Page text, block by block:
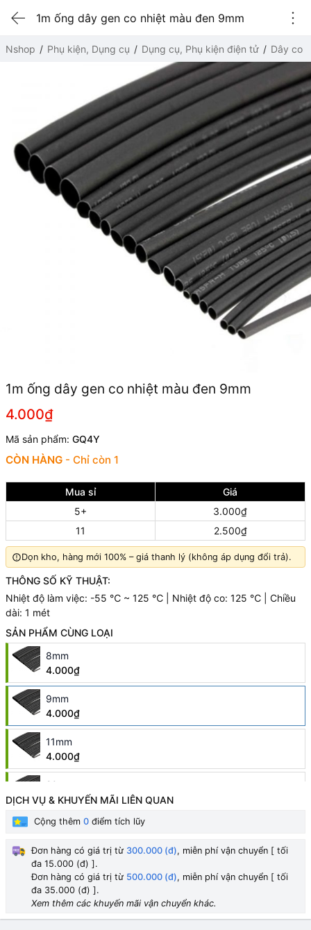
1m ống dây gen co nhiệt màu đen 9mm
Nshop Phụ kiện, Dụng cụ Dụng cụ, Phụ kiện điện tử Dây co
1m ống dây gen co nhiệt màu đen 9mm
4.000₫
Mã sản phẩm: GQ4Y
CÒN HÀNG - Chỉ còn 1
Mua sỉ
Giá
5+
3.000₫
11
2.500₫
Dọn kho, hàng mới 100% – giá thanh lý (không áp dụng đổi trả).
THÔNG SỐ KỸ THUẬT:
Nhiệt độ làm việc: -55 ℃ ~ 125 ℃ | Nhiệt độ co: 125 ℃ | Chiều
dài: 1 mét
SẢN PHẨM CÙNG LOẠI
8mm
4.000₫
9mm
4.000₫
11mm
4.000₫
20mm
10.000₫ 7.500₫
1mm
2mm
2.000₫
DỊCH VỤ & KHUYẾN MÃI LIÊN QUAN
Cộng thêm 0 điểm tích lũy
Đơn hàng có giá trị từ 300.000 (đ), miễn phí vận chuyển [ tối
đa 15.000 (đ) ].
Đơn hàng có giá trị từ 500.000 (đ), miễn phí vận chuyển [ tối
đa 35.000 (đ) ].
Xem thêm các khuyến mãi vận chuyển khác.